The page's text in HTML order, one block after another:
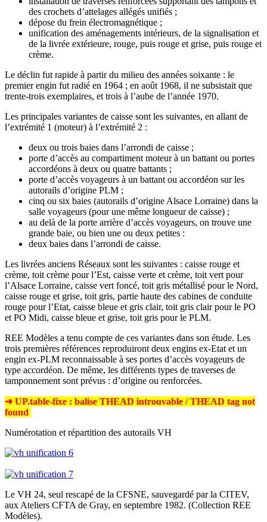
des crochets d’attelages allégés unifiés ;
dépose du frein électromagnétique ;
unification des aménagements intérieurs, de la signalisation et
de la livrée extérieure, rouge, puis rouge et grise, puis rouge et
crème.
Le déclin fut rapide à partir du milieu des années soixante : le
premier engin fut radié en 1964 ; en août 1968, il ne subsistait que
trente-trois exemplaires, et trois à l’aube de l’année 1970.
Les principales variantes de caisse sont les suivantes, en allant de
l’extrémité 1 (moteur) à l’extrémité 2 :
deux ou trois baies dans l’arrondi de caisse ;
porte d’accès au compartiment moteur à un battant ou portes
accordéons à deux ou quatre battants ;
porte d’accès voyageurs à un battant ou accordéon sur les
autorails d’origine PLM ;
cinq ou six baies (autorails d’origine Alsace Lorraine) dans la
salle voyageurs (pour une même longueur de caisse) ;
au delà de la porte arrière d’accès voyageurs, on trouve une
grande baie, ou bien une ou deux petites :
deux baies dans l’arrondi de caisse.
Les livrées anciens Réseaux sont les suivantes : caisse rouge et
crème, toit crème pour l’Est, caisse verte et crème, toit vert pour
l’Alsace Lorraine, caisse vert foncé, toit gris métallisé pour le Nord,
caisse rouge et grise, toit gris, partie haute des cabines de conduite
rouge pour l’Etat, caisse bleue et gris clair, toit gris clair pour le PO
et PO Midi, caisse bleue et grise, toit gris pour le PLM.
REE Modèles a tenu compte de ces variantes dans son étude. Les
trois premières références reproduiront deux engins ex-Etat et un
engin ex-PLM reconnaissable à ses portes d’accès voyageurs de
type accordéon. De même, les différents types de traverses de
tamponnement sont prévus : d’origine ou renforcées.
➜ UP.table-fixe : balise THEAD introuvable / THEAD tag not
found
Numérotation et répartition des autorails VH
Le VH 24, seul rescapé de la CFSNE, sauvegardé par la CITEV,
aux Ateliers CFTA de Gray, en septembre 1982. (Collection REE
Modèles).